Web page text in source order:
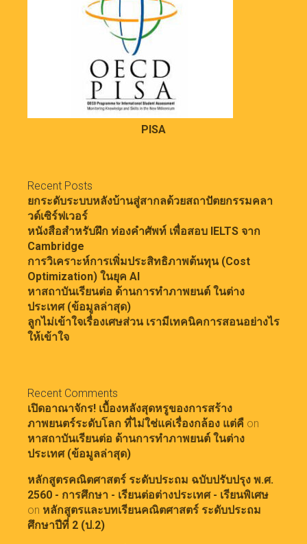
PISA
Recent Posts
ยกระดับระบบหลังบ้านสู่สากลด้วยสถาปัตยกรรมคลา
วด์เซิร์ฟเวอร์
หนังสือสำหรับฝึก ท่องคำศัพท์ เพื่อสอบ IELTS จาก
Cambridge
การวิเคราะห์การเพิ่มประสิทธิภาพต้นทุน (Cost
Optimization) ในยุค AI
หาสถาบันเรียนต่อ ด้านการทำภาพยนต์ ในต่าง
ประเทศ (ข้อมูลล่าสุด)
ลูกไม่เข้าใจเรื่องเศษส่วน เรามีเทคนิคการสอนอย่างไร
ให้เข้าใจ
Recent Comments
เปิดอาณาจักร! เบื้องหลังสุดหรูของการสร้าง
ภาพยนตร์ระดับโลก ที่ไม่ใช่แค่เรื่องกล้อง แต่คื on
หาสถาบันเรียนต่อ ด้านการทำภาพยนต์ ในต่าง
ประเทศ (ข้อมูลล่าสุด)
หลักสูตรคณิตศาสตร์ ระดับประถม ฉบับปรับปรุง พ.ศ.
2560 - การศึกษา - เรียนต่อต่างประเทศ - เรียนพิเศษ
on หลักสูตรและบทเรียนคณิตศาสตร์ ระดับประถม
ศึกษาปีที่ 2 (ป.2)